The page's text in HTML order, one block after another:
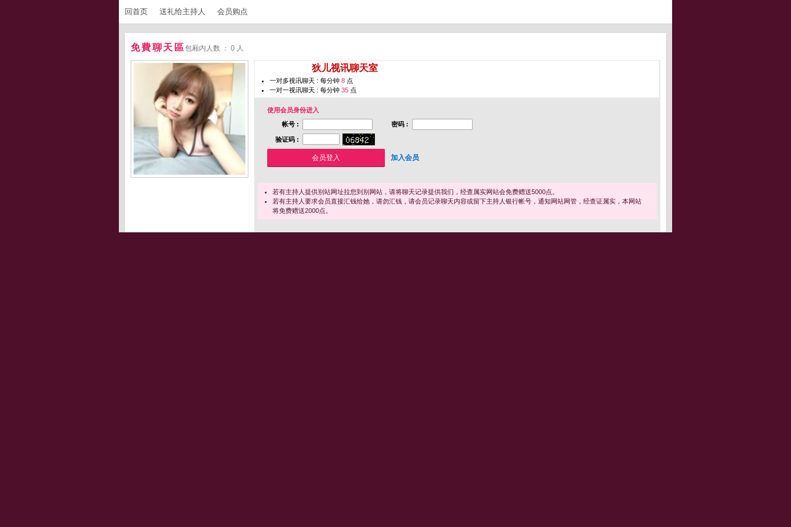
回首页 送礼给主持人 会员购点
免費聊天區包厢内人数 ： 0 人
狄儿视讯聊天室
一对多视讯聊天 : 每分钟 8 点
一对一视讯聊天 : 每分钟 35 点
使用会员身份进入
帐号 :
密码 :
验证码 :
加入会员
若有主持人提供别站网址拉您到别网站，请将聊天记录提供我们，经查属实网站会免费赠送5000点。
若有主持人要求会员直接汇钱给她，请勿汇钱，请会员记录聊天内容或留下主持人银行帐号，通知网站网管，经查证属实，本网站
将免费赠送2000点。